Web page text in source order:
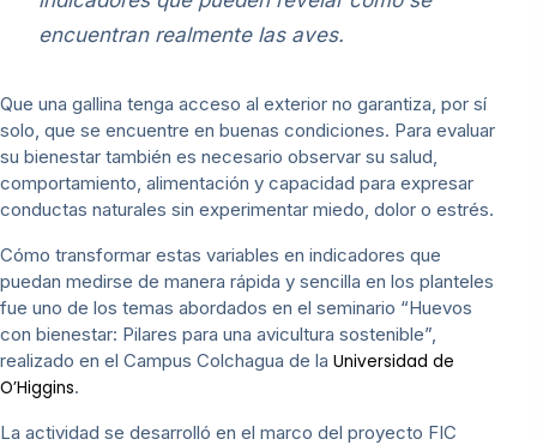
encuentran realmente las aves.
Que una gallina tenga acceso al exterior no garantiza, por sí
solo, que se encuentre en buenas condiciones. Para evaluar
su bienestar también es necesario observar su salud,
comportamiento, alimentación y capacidad para expresar
conductas naturales sin experimentar miedo, dolor o estrés.
Cómo transformar estas variables en indicadores que
puedan medirse de manera rápida y sencilla en los planteles
fue uno de los temas abordados en el seminario “Huevos
con bienestar: Pilares para una avicultura sostenible”,
realizado en el Campus Colchagua de la Universidad de
O’Higgins.
La actividad se desarrolló en el marco del proyecto FIC